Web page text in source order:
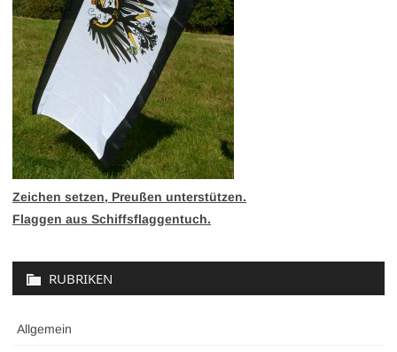
Zeichen setzen, Preußen unterstützen.
Flaggen aus Schiffsflaggentuch.
RUBRIKEN
Allgemein